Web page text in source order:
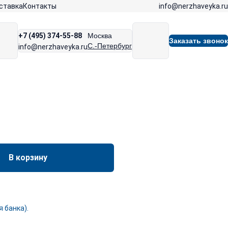
Контакты info@nerzhaveyka.ru
+7 (495) 374-55-88
info@nerzhaveyka.ru
Москва
С.-Петербург
Заказать звонок
В корзину
банка).